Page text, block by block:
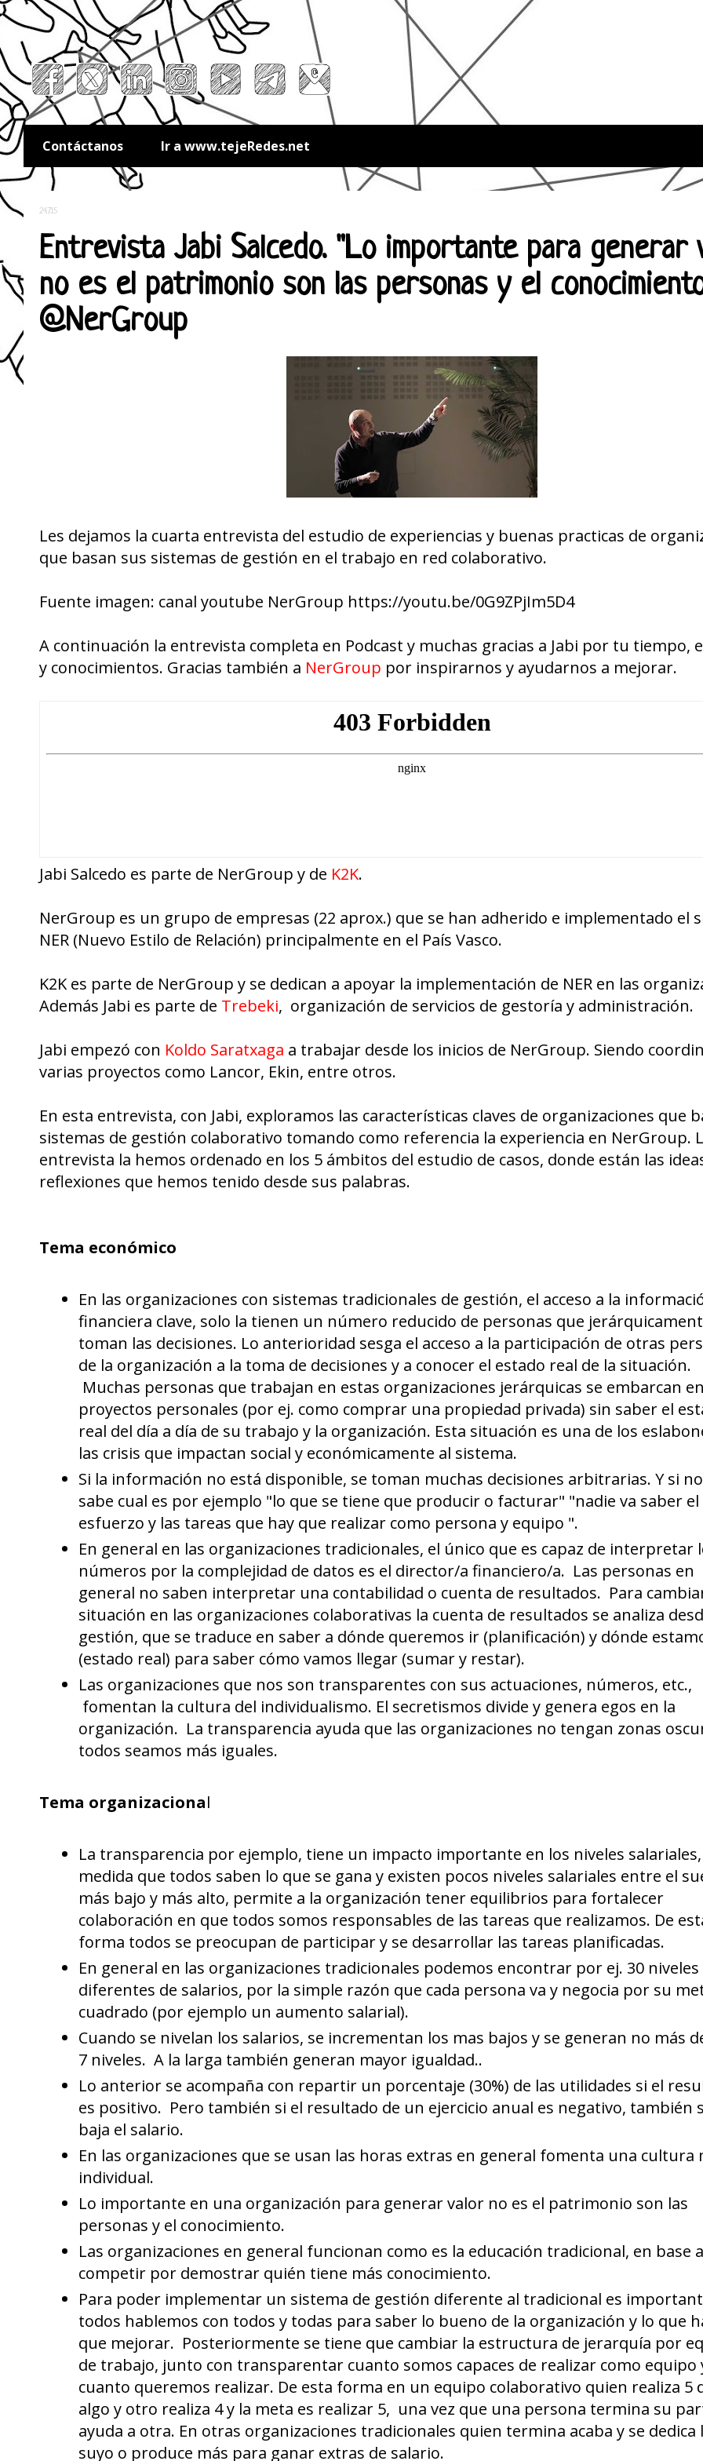
Contáctanos Ir a www.tejeRedes.net
24.7.15
Entrevista Jabi Salcedo. "Lo importante para generar
no es el patrimonio son las personas y el
@NerGroup
Les dejamos la cuarta entrevista del estudio de experiencias y buenas practicas de
que basan sus sistemas de gestión en el trabajo en red colaborativo.
Fuente imagen: canal youtube NerGroup https://youtu.be/0G9ZPjIm5D4
A continuación la entrevista completa en Podcast y muchas gracias a Jabi por tu tiempo,
y conocimientos. Gracias también a NerGroup por inspirarnos y ayudarnos a mejorar.
Jabi Salcedo es parte de NerGroup y de K2K.
NerGroup es un grupo de empresas (22 aprox.) que se han adherido e implementado el
NER (Nuevo Estilo de Relación) principalmente en el País Vasco.
K2K es parte de NerGroup y se dedican a apoyar la implementación de NER en las
Además Jabi es parte de Trebeki, organización de servicios de gestoría y administración.
Jabi empezó con Koldo Saratxaga a trabajar desde los inicios de NerGroup. Siendo
varias proyectos como Lancor, Ekin, entre otros.
En esta entrevista, con Jabi, exploramos las características claves de organizaciones que
sistemas de gestión colaborativo tomando como referencia la experiencia en NerGroup.
entrevista la hemos ordenado en los 5 ámbitos del estudio de casos, donde están las
reflexiones que hemos tenido desde sus palabras.
Tema económico
En las organizaciones con sistemas tradicionales de gestión, el acceso a la
financiera clave, solo la tienen un número reducido de personas que
toman las decisiones. Lo anterioridad sesga el acceso a la participación de otras
de la organización a la toma de decisiones y a conocer el estado real de la situación.
Muchas personas que trabajan en estas organizaciones jerárquicas se embarcan en
proyectos personales (por ej. como comprar una propiedad privada) sin saber el
real del día a día de su trabajo y la organización. Esta situación es una de los
las crisis que impactan social y económicamente al sistema.
Si la información no está disponible, se toman muchas decisiones arbitrarias. Y si
sabe cual es por ejemplo "lo que se tiene que producir o facturar" "nadie va saber el
esfuerzo y las tareas que hay que realizar como persona y equipo ".
En general en las organizaciones tradicionales, el único que es capaz de interpretar
números por la complejidad de datos es el director/a financiero/a. Las personas en
general no saben interpretar una contabilidad o cuenta de resultados. Para
situación en las organizaciones colaborativas la cuenta de resultados se analiza
gestión, que se traduce en saber a dónde queremos ir (planificación) y dónde
(estado real) para saber cómo vamos llegar (sumar y restar).
Las organizaciones que nos son transparentes con sus actuaciones, números, etc.,
fomentan la cultura del individualismo. El secretismos divide y genera egos en la
organización. La transparencia ayuda que las organizaciones no tengan zonas
todos seamos más iguales.
Tema organizacional
La transparencia por ejemplo, tiene un impacto importante en los niveles
medida que todos saben lo que se gana y existen pocos niveles salariales entre el
más bajo y más alto, permite a la organización tener equilibrios para fortalecer
colaboración en que todos somos responsables de las tareas que realizamos. De
forma todos se preocupan de participar y se desarrollar las tareas planificadas.
En general en las organizaciones tradicionales podemos encontrar por ej. 30 niveles
diferentes de salarios, por la simple razón que cada persona va y negocia por su
cuadrado (por ejemplo un aumento salarial).
Cuando se nivelan los salarios, se incrementan los mas bajos y se generan no más
7 niveles. A la larga también generan mayor igualdad..
Lo anterior se acompaña con repartir un porcentaje (30%) de las utilidades si el
es positivo. Pero también si el resultado de un ejercicio anual es negativo, también
baja el salario.
En las organizaciones que se usan las horas extras en general fomenta una cultura
individual.
Lo importante en una organización para generar valor no es el patrimonio son las
personas y el conocimiento.
Las organizaciones en general funcionan como es la educación tradicional, en base a
competir por demostrar quién tiene más conocimiento.
Para poder implementar un sistema de gestión diferente al tradicional es
todos hablemos con todos y todas para saber lo bueno de la organización y lo que
que mejorar. Posteriormente se tiene que cambiar la estructura de jerarquía por
de trabajo, junto con transparentar cuanto somos capaces de realizar como equipo
cuanto queremos realizar. De esta forma en un equipo colaborativo quien realiza 5
algo y otro realiza 4 y la meta es realizar 5, una vez que una persona termina su
ayuda a otra. En otras organizaciones tradicionales quien termina acaba y se dedica
suyo o produce más para ganar extras de salario.